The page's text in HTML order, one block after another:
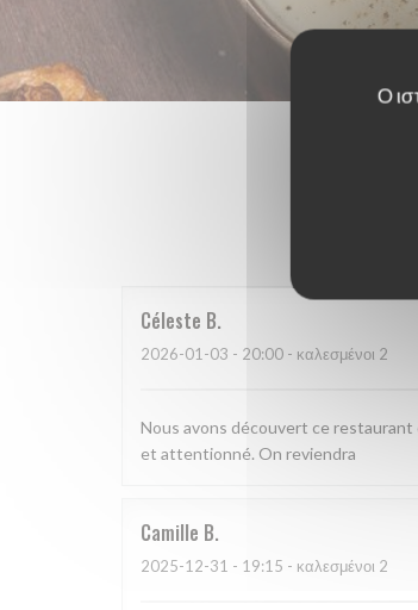
Ο
Céleste B
2026-01-03 - 20:00 - καλεσμένοι 2
Nous avons découvert ce
et attentionné. On reviendra
Camille B
2025-12-31 - 19:15 - καλεσμένοι 2